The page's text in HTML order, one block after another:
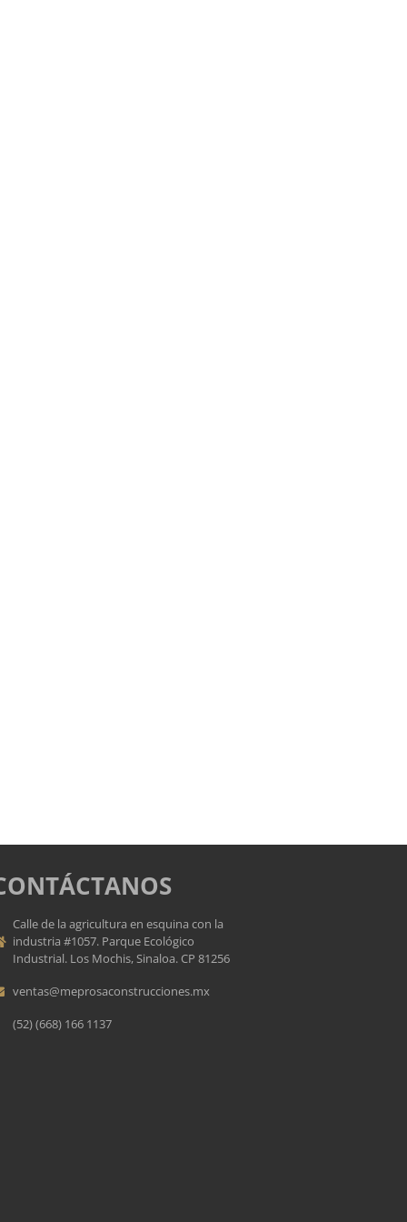
Calle de la agricultura en esquina con la
industria #1057. Parque Ecológico
Industrial. Los Mochis, Sinaloa. CP 81256
ventas@meprosaconstrucciones.mx
(52) (668) 166 1137